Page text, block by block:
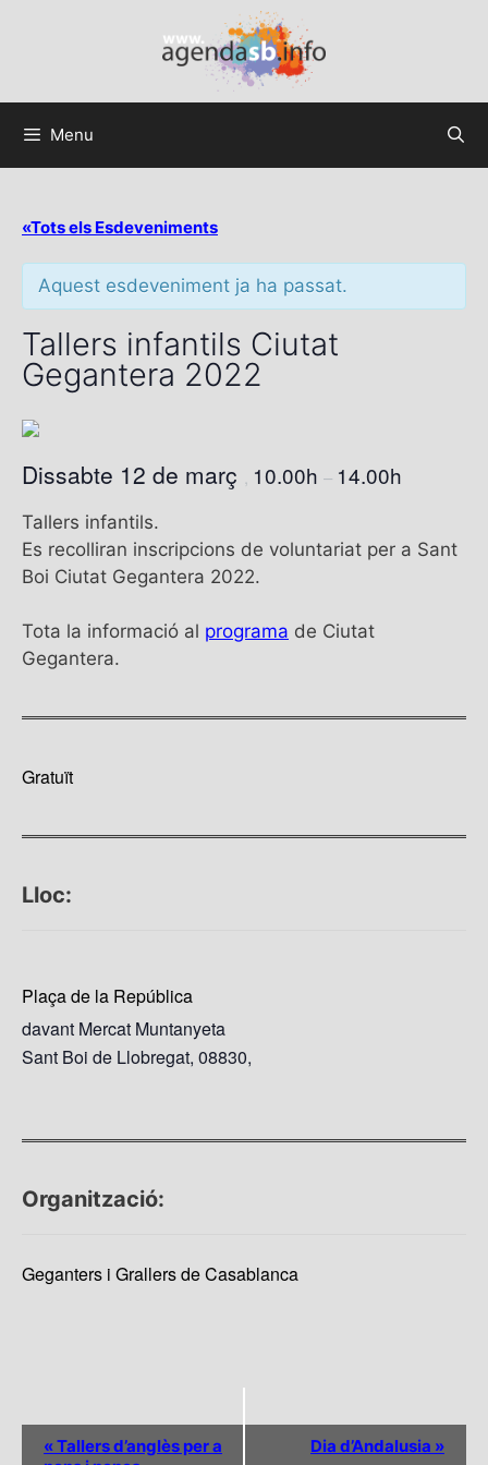
Menu
«Tots els Esdeveniments
Aquest esdeveniment ja ha passat.
Tallers infantils Ciutat
Gegantera 2022
Dissabte 12 de març 10.00h – 14.00h
Tallers infantils.
Es recolliran inscripcions de voluntariat per a Sant
Boi Ciutat Gegantera 2022.
Tota la informació al programa de Ciutat
Gegantera.
Gratuït
Lloc:
Plaça de la República
davant Mercat Muntanyeta
Sant Boi de Llobregat, 08830,
Organització:
Geganters i Grallers de Casablanca
«Tallers d’anglès per a
Dia d’Andalusia »